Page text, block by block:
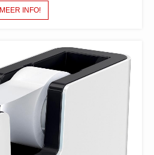
MEER INFO!